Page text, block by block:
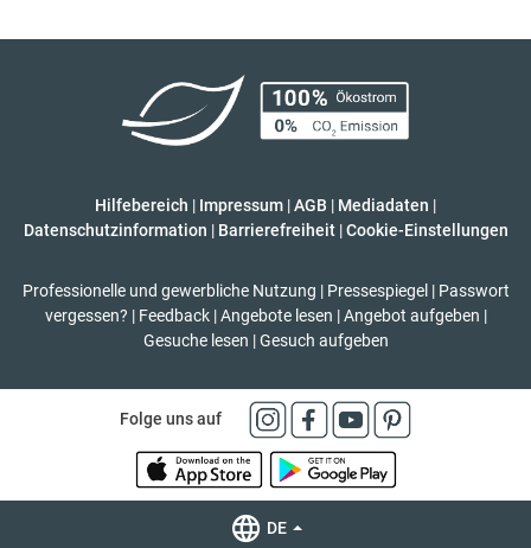
Hilfebereich | Impressum |AGB | Mediadaten |
Datenschutzinformation | Barrierefreiheit | Cookie-Einstellungen
Professionelle und gewerbliche Nutzung | Pressespiegel | Passwort
vergessen? | Feedback | Angebote lesen | Angebot aufgeben |
Gesuche lesen | Gesuch aufgeben
Folge uns auf
DE